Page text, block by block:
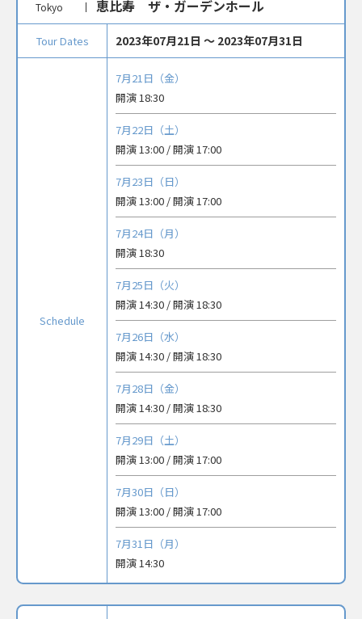
Tokyo 恵比寿 ザ・ガーデンホール
Tour Dates 2023年07月21日 〜 2023年07月31日
Schedule
7月21日（金）
開演 18:30
7月22日（土）
開演 13:00 / 開演 17:00
7月23日（日）
開演 13:00 / 開演 17:00
7月24日（月）
開演 18:30
7月25日（火）
開演 14:30 / 開演 18:30
7月26日（水）
開演 14:30 / 開演 18:30
7月28日（金）
開演 14:30 / 開演 18:30
7月29日（土）
開演 13:00 / 開演 17:00
7月30日（日）
開演 13:00 / 開演 17:00
7月31日（月）
開演 14:30